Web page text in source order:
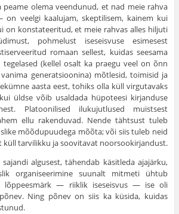
peame olema veendunud, et nad meie rahva
veelgi kaalujam, skeptilisem, kainem kui
on konstateeritud, et meie rahvas alles hiljuti
pohmelust iseseisvuse esimesest
romaan sellest, kuidas seesama
tegelased (kellel osalt ka praegu veel on õnn
generatsioonina) mõtlesid, toimisid ja
aasta eest, tohiks olla küll virgutavaks
üldse võib usaldada hüpoteesi kirjanduse
Platoonilised ilukujutlused muistsest
ellu rakenduvad. Nende tähtsust tuleb
mõõdupuudega mõõta; või siis tuleb neid
küll tarvilikku ja soovitavat noorsookirjandust.
sajandi algusest, tähendab käsitleda ajajärku,
organiseerimine suunalt mitmeti ühtub
lõppeesmärk — riiklik iseseisvus — ise oli
Ning põnev on siis ka küsida, kuidas